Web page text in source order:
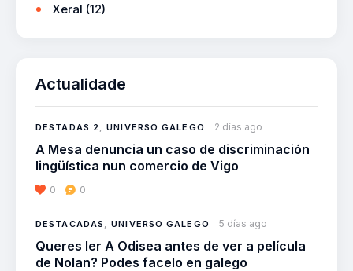
Xeral (12)
Actualidade
DESTADAS 2 ,UNIVERSO GALEGO 2 días ago
A Mesa denuncia un caso de discriminación
lingüística nun comercio de Vigo
0 0
DESTACADAS ,UNIVERSO GALEGO 5 días ago
Queres ler A Odisea antes de ver a película
de Nolan? Podes facelo en galego